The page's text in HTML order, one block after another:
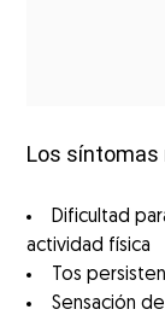
Los
Dificultad
actividad física
Tos
Sensación